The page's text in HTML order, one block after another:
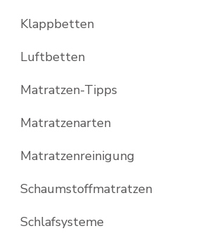
Klappbetten
Luftbetten
Matratzen-Tipps
Matratzenarten
Matratzenreinigung
Schaumstoffmatratzen
Schlafsysteme